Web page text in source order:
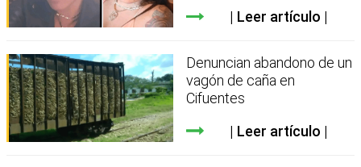
Leer artículo
Denuncian abandono de un
vagón de caña en
Cifuentes
Leer artículo